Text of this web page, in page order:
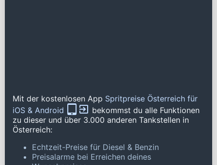
Mit der kostenlosen App Spritpreise Österreich für
iOS & Android
bekommst du alle Funktionen
zu dieser und über 3.000 anderen Tankstellen in
Österreich:
Echtzeit-Preise für Diesel & Benzin
Preisalarme bei Erreichen deines